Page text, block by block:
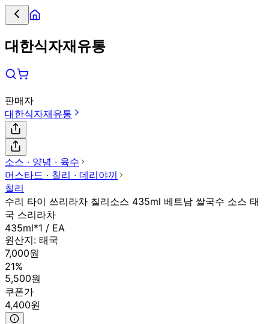
대한식자재유통
판매자
대한식자재유통
소스 ∙ 양념 ∙ 육수
머스타드 ∙ 칠리 ∙ 데리야끼
칠리
수리 타이 쓰리라차 칠리소스 435ml 베트남 쌀국수 소스 태
국 스리라차
435ml*1 / EA
원산지: 태국
7,000원
21%
5,500원
쿠폰가
4,400원